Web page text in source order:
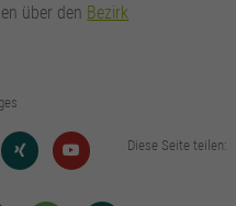
über den Bezirk
Diese Seite teilen: